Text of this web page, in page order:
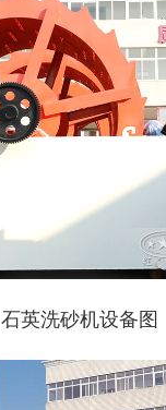
石英洗砂机设备图